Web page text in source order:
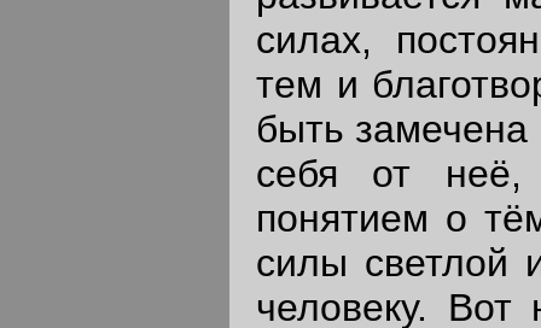
силах,
тем и
быть
себя от
понятием о
силы светлой
человеку. Вот